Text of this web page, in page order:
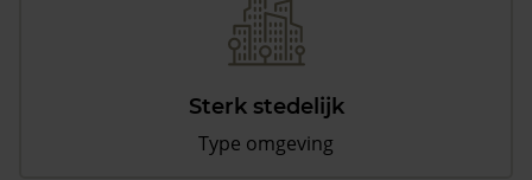
Sterk stedelijk
Type omgeving